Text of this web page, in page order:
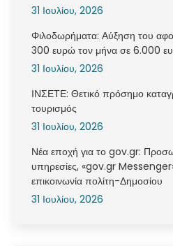
31 Ιουλίου, 2026
Φιλοδωρήματα: Αύξηση του
300 ευρώ τον μήνα σε 6.000
31 Ιουλίου, 2026
ΙΝΣΕΤΕ: Θετικό πρόσημο
τουρισμός
31 Ιουλίου, 2026
Νέα εποχή για το gov.gr:
υπηρεσίες, «gov.gr
επικοινωνία πολίτη-Δημοσίου
31 Ιουλίου, 2026